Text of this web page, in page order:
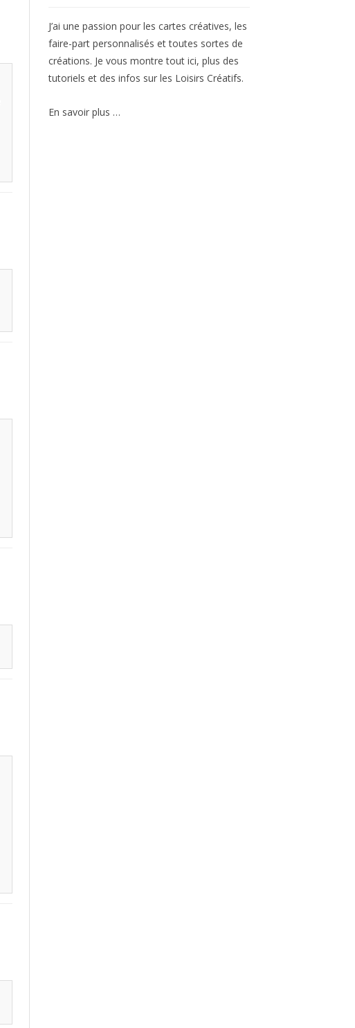
J’ai une passion pour les cartes créatives, les
faire-part personnalisés et toutes sortes de
créations. Je vous montre tout ici, plus des
tutoriels et des infos sur les Loisirs Créatifs.
En savoir plus …